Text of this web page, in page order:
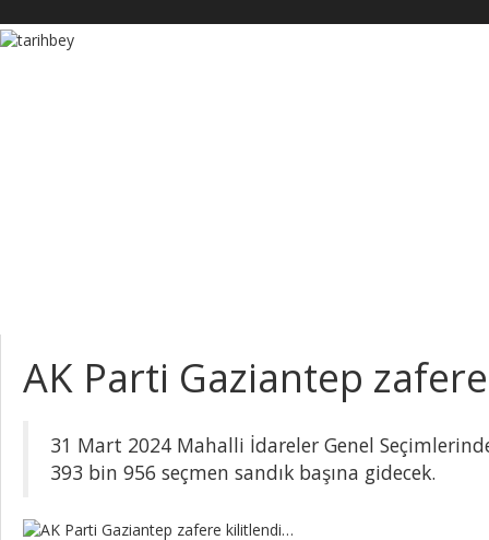
AK Parti Gaziantep
31 Mart 2024 Mahalli İdareler Genel
393 bin 956 seçmen sandık başına gidecek.